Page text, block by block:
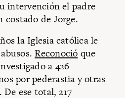
intervención el padre
costado de Jorge.
la Iglesia católica le
Reconoció que
a 426
por pederastia y otras
ese total, 217